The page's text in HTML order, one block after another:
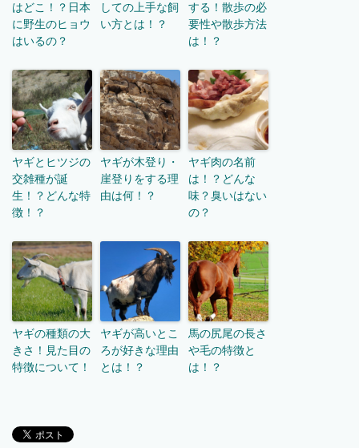
はどこ！？日本
に野生のヒョウ
はいるの？
しての上手な飼
い方とは！？
する！散歩の必
要性や散歩方法
は！？
ヤギとヒツジの
交雑種が誕
生！？どんな特
徴！？
ヤギが木登り・
崖登りをする理
由は何！？
ヤギ肉の名前
は！？どんな
味？臭いはない
の？
ヤギの種類の大
きさ！見た目の
特徴について！
ヤギが高いとこ
ろが好きな理由
とは！？
馬の尻尾の長さ
や毛の特徴と
は！？